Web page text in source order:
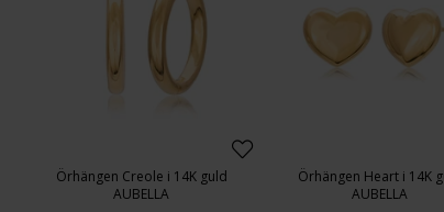
Örhängen Creole i 14K guld
AUBELLA
Örhängen Heart i 14K
AUBELLA